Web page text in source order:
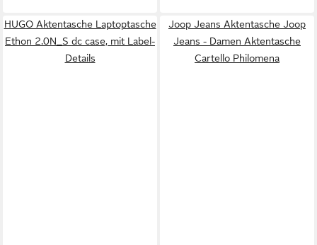
HUGO Aktentasche Laptoptasche
Ethon 2.0N_S dc case, mit Label-
Details
Joop Jeans Aktentasche Joop
Jeans - Damen Aktentasche
Cartello Philomena